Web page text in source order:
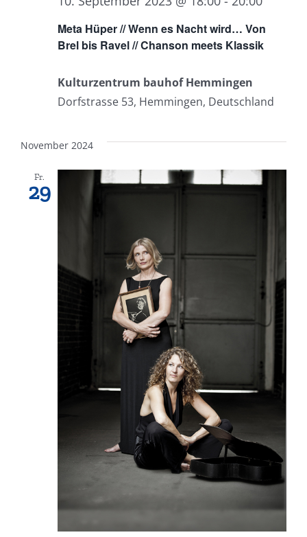
Meta Hüper // Wenn es Nacht wird… Von
Brel bis Ravel // Chanson meets Klassik
Kulturzentrum bauhof Hemmingen
Dorfstrasse 53, Hemmingen, Deutschland
November 2024
Fr.
29